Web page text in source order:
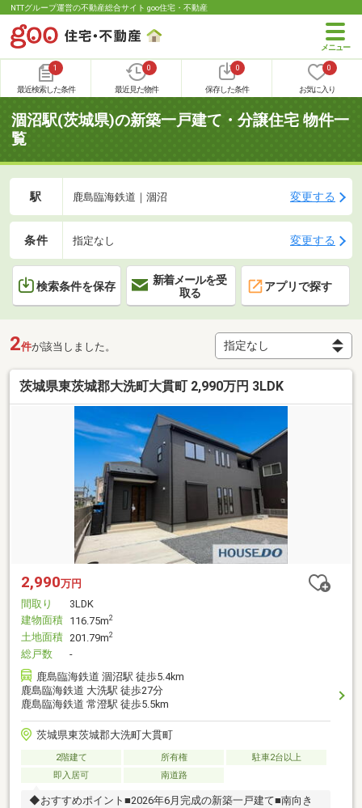
NTTグループ運営の不動産総合サイト goo住宅・不動産
1
最近検索した条件
0
最近見た物件
0
保存した条件
0
お気に入り
涸沼駅(茨城県)の新築一戸建て・分譲住宅 物件一
覧
駅 鹿島臨海鉄道｜涸沼 変更する
条件 指定なし 変更する
検索条件を保存
新着メールを受
取る
アプリで探す
2件が該当しました。
茨城県東茨城郡大洗町大貫町 2,990万円 3LDK
2,990万円
間取り
3LDK
建物面積 116.75m2
土地面積 201.79m2
総戸数
-
鹿島臨海鉄道 涸沼駅 徒歩5.4km
鹿島臨海鉄道 大洗駅 徒歩27分
鹿島臨海鉄道 常澄駅 徒歩5.5km
茨城県東茨城郡大洗町大貫町
2階建て 所有権
駐車2台以上
即入居可
南道路
◆おすすめポイント■2026年6月完成の新築一戸建て■南向き